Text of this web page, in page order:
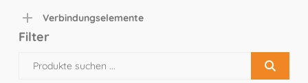
Verbindungselemente
Filter